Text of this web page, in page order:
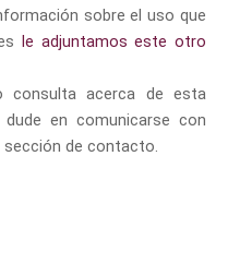
sobre el uso que
le adjuntamos este otro
consulta acerca de esta
en comunicarse con
de contacto.